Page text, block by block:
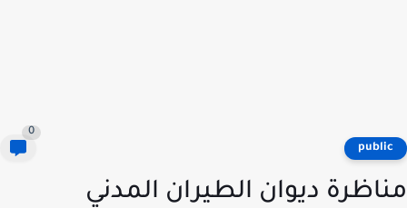
ديوان الطيران المدني